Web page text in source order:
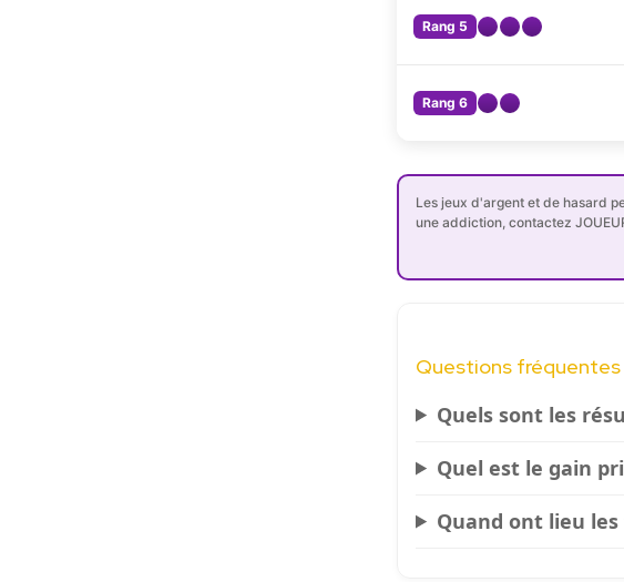
Rang 5
Rang 6
Les jeux d'argent et de hasard
une addiction, contactez
Questions fréquentes
Quels sont les
Quel est le gain
Quand ont lieu